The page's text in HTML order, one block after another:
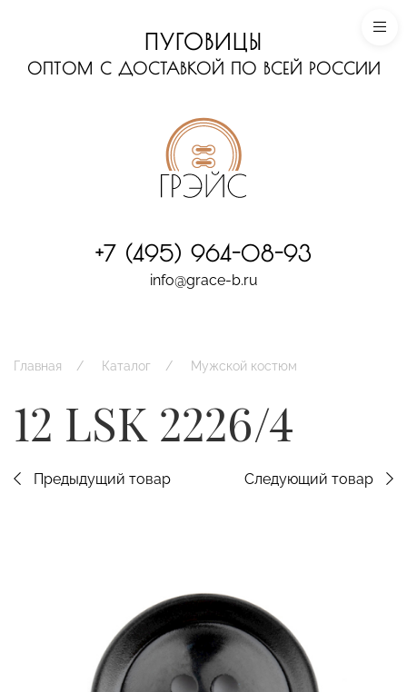
ПУГОВИЦЫ
ОПТОМ С ДОСТАВКОЙ ПО ВСЕЙ РОССИИ
+7 (495) 964-08-93
info@grace-b.ru
Главная Каталог Мужской костюм
12 LSK 2226/4
Предыдущий товар Следующий товар